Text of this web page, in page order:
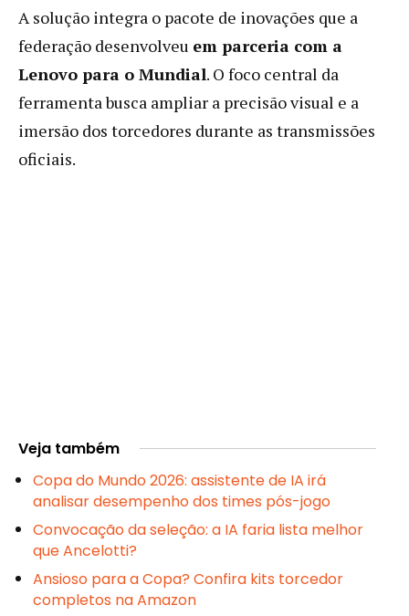
A solução integra o pacote de inovações que a
federação desenvolveu em parceria com a
Lenovo para o Mundial. O foco central da
ferramenta busca ampliar a precisão visual e a
imersão dos torcedores durante as transmissões
oficiais.
Veja também
Copa do Mundo 2026: assistente de IA irá
analisar desempenho dos times pós-jogo
Convocação da seleção: a IA faria lista melhor
que Ancelotti?
Ansioso para a Copa? Confira kits torcedor
completos na Amazon